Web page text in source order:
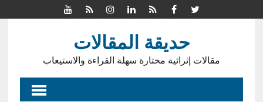
حديقة المقالات
مقالات إثرائية مختارة سهلة القراءة والاستيعاب